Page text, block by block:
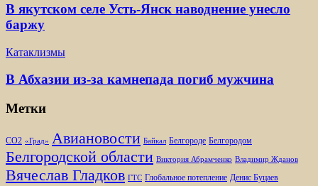
В якутском селе Усть-Янск наводнение унесло
баржу
Катаклизмы
В Абхазии из-за камнепада погиб мужчина
Метки
CO2 «Град» Авиановости Байкал Белгороде Белгородом
Белгородской области Виктория Абрамченко Владимир Жданов
Вячеслав Гладков ГТС Глобальное потепление Денис Буцаев